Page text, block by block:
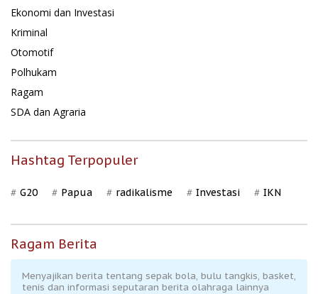
Ekonomi dan Investasi
Kriminal
Otomotif
Polhukam
Ragam
SDA dan Agraria
Hashtag Terpopuler
G20 Papua radikalisme Investasi IKN
Ragam Berita
Menyajikan berita tentang sepak bola, bulu tangkis, basket,
tenis dan informasi seputaran berita olahraga lainnya